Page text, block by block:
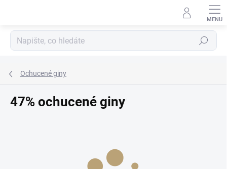
Hledat
Ochucené giny
47% ochucené giny